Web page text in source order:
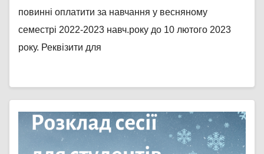
повинні оплатити за навчання у весняному
семестрі 2022-2023 навч.року до 10 лютого 2023
року. Реквізити для